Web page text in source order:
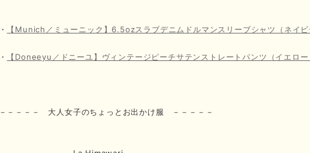
・ 【Munich／ミューニック】6.5ozスラブデニムドルマンスリーブシャツ（ネイビ
・ 【Doneeyu／ドニーユ】ヴィンテージピーチサテンストレートパンツ（イエロー
－－－－－ 大人女子のちょっとお出かけ服 －－－－－